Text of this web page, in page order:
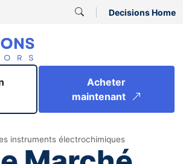
Decisions Home
Acheter
maintenant
instruments électrochimiques